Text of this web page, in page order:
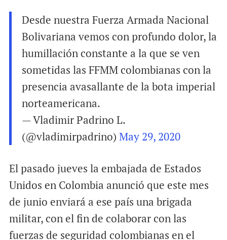
Desde nuestra Fuerza Armada Nacional
Bolivariana vemos con profundo dolor, la
humillación constante a la que se ven
sometidas las FFMM colombianas con la
presencia avasallante de la bota imperial
norteamericana.
— Vladimir Padrino L.
(@vladimirpadrino) May 29, 2020
El pasado jueves la embajada de Estados
Unidos en Colombia anunció que este mes
de junio enviará a ese país una brigada
militar, con el fin de colaborar con las
fuerzas de seguridad colombianas en el